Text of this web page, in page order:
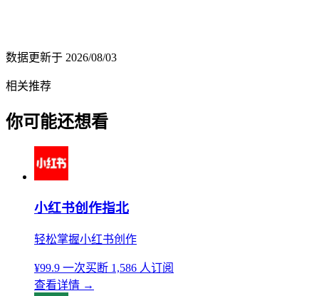
数据更新于 2026/08/03
相关推荐
你可能还想看
小红书创作指北
轻松掌握小红书创作
¥99.9 一次买断 1,586 人订阅
查看详情 →